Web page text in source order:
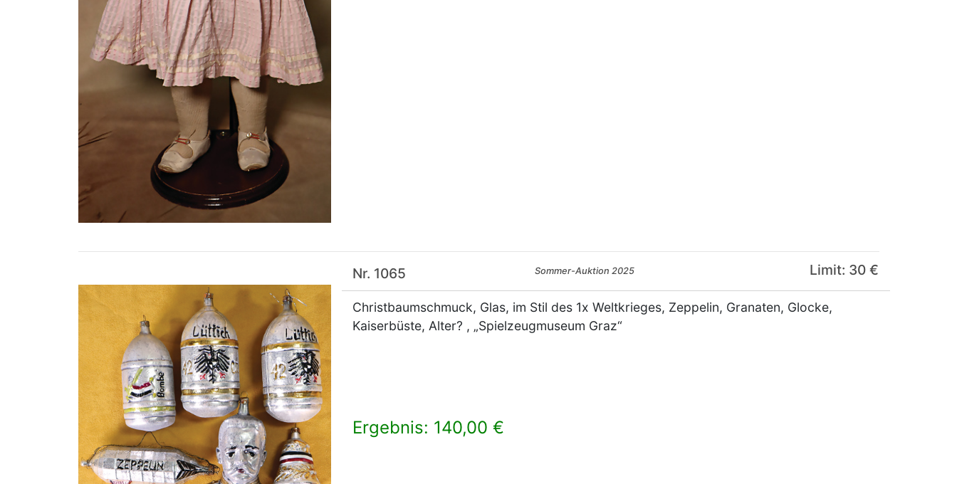
Nr. 1065 Sommer-Auktion 2025 Limit: 30 €
Christbaumschmuck, Glas, im Stil des 1x Weltkrieges, Zeppelin, Granaten, Glocke,
Kaiserbüste, Alter? , „Spielzeugmuseum Graz“
Ergebnis: 140,00 €